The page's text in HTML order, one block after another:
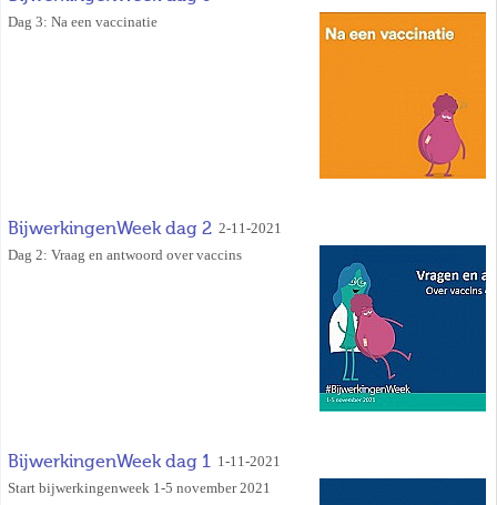
Dag 3: Na een vaccinatie
BijwerkingenWeek dag 2 2-11-2021
Dag 2: Vraag en antwoord over vaccins
BijwerkingenWeek dag 1 1-11-2021
Start bijwerkingenweek 1-5 november 2021